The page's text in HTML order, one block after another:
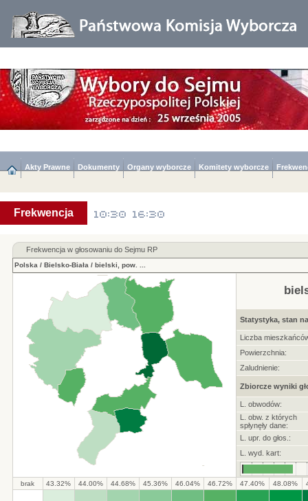
Akty Prawne Dokumenty Organy wyborcze Komitety wyborcze
Frekwencja
Frekwencja w głosowaniu do Sejmu RP
Polska / Bielsko-Biała / bielski, pow.
Statystyka, stan
Liczba
Powierzchnia:
Zaludnienie:
Zbiorcze wyniki
L. obwodów:
L. obw. z których
spłynęły dane:
L. upr. do głos.:
L. wyd. kart:
brak 43.32% 44.00% 44.68% 45.36% 46.04% 46.72% 47.40% 48.08%